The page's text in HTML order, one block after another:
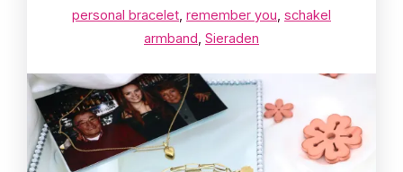
personal bracelet remember you schakel
armband Sieraden